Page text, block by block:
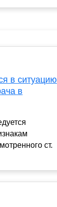
в ситуацию
в
ст.